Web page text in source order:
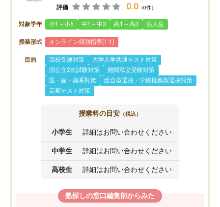
評価 0.0 （0件）
対象学年 小1～小6 中1～中3 高1～高3 浪人生
授業形式 オンライン個別指導(1:1)
目的 高校受験対策
大学入学共通テスト対策
国公立2次試験対策
難関私立受験対策
医・歯・薬系対策
総合型選抜・学校推薦型選抜対策
定期テスト対策
授業料の目安 （税込）
小学生 詳細はお問い合わせください
中学生 詳細はお問い合わせください
高校生 詳細はお問い合わせください
塾探しの窓口編集部からみた